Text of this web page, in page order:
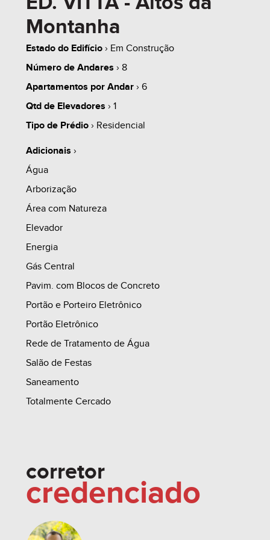
2.5.1. O SALDO A SER FINANCIADO JUNTO A
INSTITUIÇÃO DE CRÉDITO SERÁ CORRIGIDO ATÉ
A DATA DE ASSINATURA DO CONTRATO JUNTO
AO AGENTE FINANCEIRO PELO ÍNDICE DE
CORREÇÃO DO INCC-M OU CUB-RS.
COM O ÍNDICE DE CORREÇÃO DO IPC-A + JUROS
COMPENSATÓRIOS.
------------------------------------------------------------------------
3.1 - 100% ENTRADA PARCELADA
3.3 - FGTS
3.4 - SALDO A SER FINANCIADO PELA CAIXA ¹
Montanha
Estado do Edifício› Em Construção
Número de Andares › 8
Apartamentos por Andar› 6
Qtd de Elevadores › 1
Tipo de Prédio› Residencial
Adicionais ›
Água
Arborização
Área com Natureza
Elevador
Energia
Gás Central
Pavim. com Blocos de Concreto
Portão e Porteiro Eletrônico
Portão Eletrônico
Rede de Tratamento de Água
Salão de Festas
Saneamento
Totalmente Cercado
corretor
credenciado